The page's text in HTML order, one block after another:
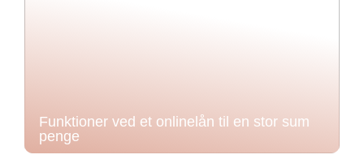
Funktioner ved et onlinelån til en stor sum
penge